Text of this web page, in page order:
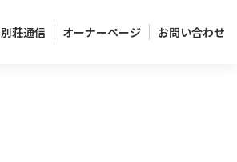
別荘通信 オーナーページ お問い合わせ